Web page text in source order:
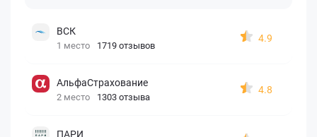
ВСК
1 место 1719 отзывов
4.9
АльфаСтрахование
2 место 1303 отзыва
4.8
ПАРИ